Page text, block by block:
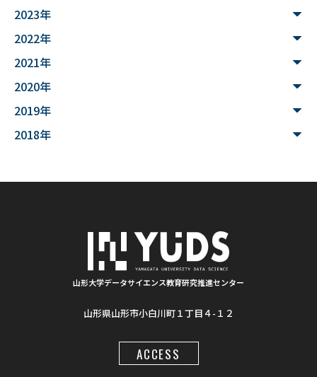
#文理融合
#魚醤
#シカン
#学生支援 #清代寺院 #画像分析
#BorealForest #放射線 #福島第一原発事故
#半導体検出器 #物体検出 #ソーシャルメディア
#肺がん診断 #気管支内視鏡超音波画像
2023年
2022年
2021年
2020年
2019年
2018年
山形大学データサイエンス教育研究推進センター
山形県山形市小白川町１丁目４-１２
ACCESS